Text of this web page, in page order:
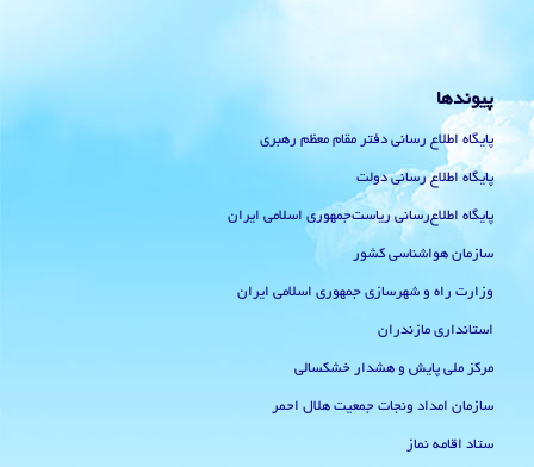
پیوندها
پایگاه اطلاع رسانی دفتر مقام معظم رهبری
پایگاه اطلاع رسانی دولت
پایگاه اطلاع‌رسانی ریاست‌جمهوری اسلامی ایران
سازمان هواشناسی کشور
وزارت راه و شهرسازی جمهوری اسلامی ایران
استانداری مازندران
مرکز ملی پایش و هشدار خشکسالی
سازمان امداد ونجات جمعیت هلال احمر
ستاد اقامه نماز